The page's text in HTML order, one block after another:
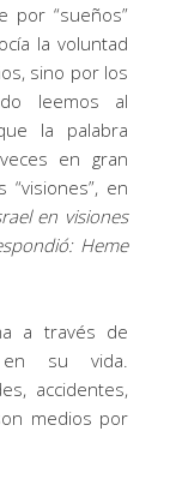
por “sueños”
la voluntad
sino por los
leemos al
la palabra
en gran
en
en visiones
Heme
a través de
en su vida.
accidentes,
medios por